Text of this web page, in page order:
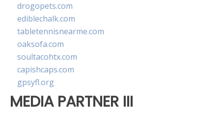
drogopets.com
ediblechalk.com
tabletennisnearme.com
oaksofa.com
soultacohtx.com
capishcaps.com
gpsyfl.org
MEDIA PARTNER III